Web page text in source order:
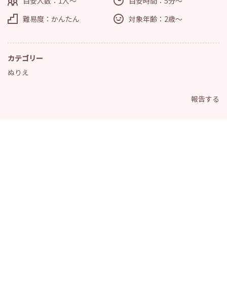
難易度：かんたん
対象年齢：2歳～
カテゴリー
ぬりえ
報告する